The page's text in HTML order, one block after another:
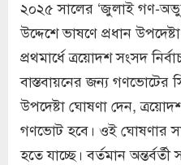
২০২৫ সালের ‘জুলাই গণ-
উদ্দেশে ভাষণে প্রধান
প্রথমার্ধে ত্রয়োদশ সংসদ
বাস্তবায়নের জন্য গণভোটের
উপদেষ্টা ঘোষণা দেন,
গণভোট হবে। ওই ঘোষণার
হতে যাচ্ছে। বর্তমান